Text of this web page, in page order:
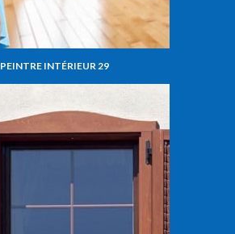
PEINTRE INTÉRIEUR 29